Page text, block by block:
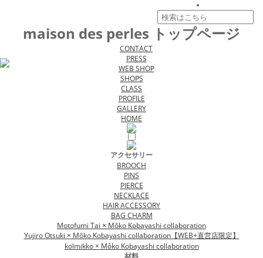
maison des perles トップページ
CONTACT
PRESS
WEB SHOP
SHOPS
CLASS
PROFILE
GALLERY
HOME
アクセサリー
BROOCH
PINS
PIERCE
NECKLACE
HAIR ACCESSORY
BAG CHARM
Motofumi Tai × Môko Kobayashi collaboration
Yujiro Otsuki × Môko Kobayashi collaboration【WEB+直営店限定】
kolmikko × Môko Kobayashi collaboration
材料